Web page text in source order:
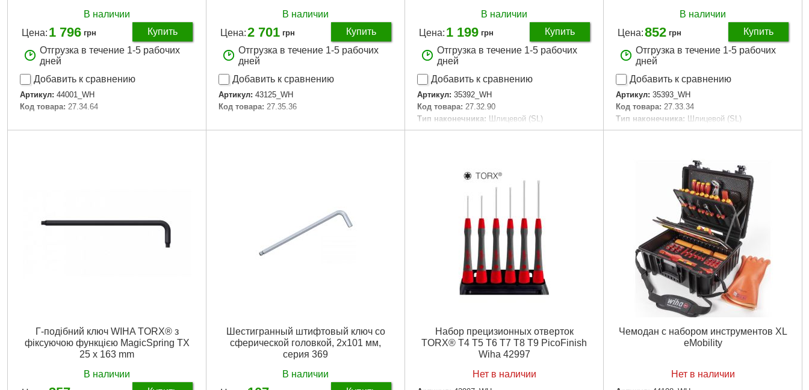
В наличии
Цена: 1 796 грн
Купить
Отгрузка в течение 1-5 рабочих
дней
Добавить к сравнению
Артикул: 44001_WH
Код товара: 27.34.64
Подробнее...
В наличии
Цена:2 701 грн
Купить
Отгрузка в течение 1-5 рабочих
дней
Добавить к сравнению
Артикул: 43125_WH
Код товара: 27.35.36
Подробнее...
В наличии
Цена: 1 199 грн
Купить
Отгрузка в течение 1-5 рабочих
дней
Добавить к сравнению
Артикул: 35392_WH
Код товара: 27.32.90
Тип наконечника: Шлицевой (SL)
В наличии
Цена:852 грн
Купить
Отгрузка в течение 1-5 рабочих
дней
Добавить к сравнению
Артикул: 35393_WH
Код товара: 27.33.34
Тип наконечника: Шлицевой (SL)
Г-подібний ключ WIHA TORX® з
фіксуючою функцією MagicSpring TX
25 x 163 mm
В наличии
Шестигранный штифтовый ключ со
сферической головкой, 2x101 мм,
серия 369
В наличии
Набор прецизионных отверток
TORX® T4 T5 T6 T7 T8 T9 PicoFinish
Wiha 42997
Нет в наличии
Чемодан с набором инструментов XL
eMobility
Нет в наличии